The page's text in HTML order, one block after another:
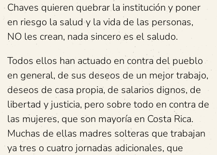
Chaves quieren quebrar la institución y poner
en riesgo la salud y la vida de las personas,
NO les crean, nada sincero es el saludo.
Todos ellos han actuado en contra del pueblo
en general, de sus deseos de un mejor trabajo,
deseos de casa propia, de salarios dignos, de
libertad y justicia, pero sobre todo en contra de
las mujeres, que son mayoría en Costa Rica.
Muchas de ellas madres solteras que trabajan
ya tres o cuatro jornadas adicionales, que